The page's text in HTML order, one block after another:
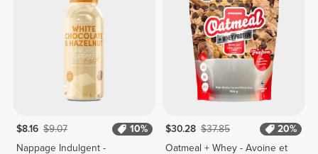
$8.16 $9.07
10%
Nappage Indulgent -
$30.28 $37.85
20%
Oatmeal + Whey - Avoine et